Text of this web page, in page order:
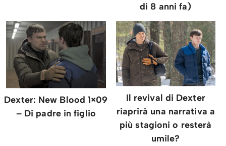
di 8 anni fa)
Dexter: New Blood 1×09
– Di padre in figlio
Il revival di Dexter
riaprirà una narrativa a
più stagioni o resterà
umile?